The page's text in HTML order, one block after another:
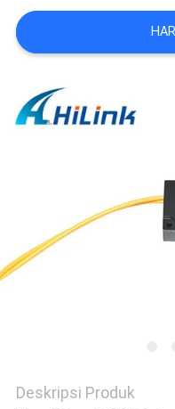
MINTA
SITEMAP
PRIVASI
Deskripsi Produk